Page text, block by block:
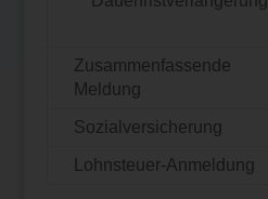
Zusammenfassende
Meldung
Sozialversicherung
Lohnsteuer-Anmeldung